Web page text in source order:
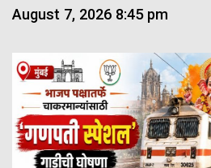
August 7, 2026 8:45 pm